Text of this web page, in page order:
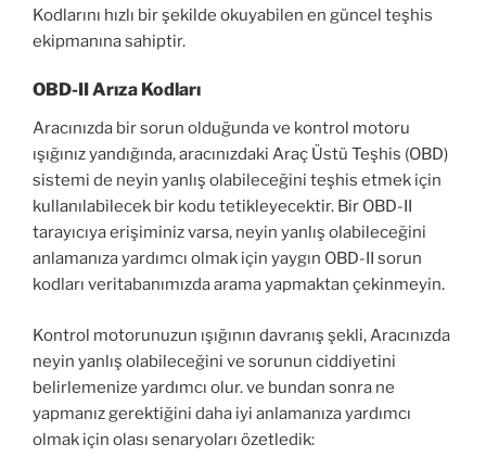
Kodlarını hızlı bir şekilde okuyabilen en güncel teşhis
ekipmanına sahiptir.
OBD-II Arıza Kodları
Aracınızda bir sorun olduğunda ve kontrol motoru
ışığınız yandığında, aracınızdaki Araç Üstü Teşhis (OBD)
sistemi de neyin yanlış olabileceğini teşhis etmek için
kullanılabilecek bir kodu tetikleyecektir. Bir OBD-II
tarayıcıya erişiminiz varsa, neyin yanlış olabileceğini
anlamanıza yardımcı olmak için yaygın OBD-II sorun
kodları veritabanımızda arama yapmaktan çekinmeyin.
Kontrol motorunuzun ışığının davranış şekli, Aracınızda
neyin yanlış olabileceğini ve sorunun ciddiyetini
belirlemenize yardımcı olur. ve bundan sonra ne
yapmanız gerektiğini daha iyi anlamanıza yardımcı
olmak için olası senaryoları özetledik: